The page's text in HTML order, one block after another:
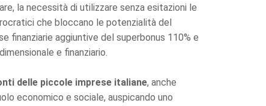
la necessità di utilizzare senza esitazioni le
che bloccano le potenzialità del
finanziarie aggiuntive del superbonus 110% e
e finanziario.
delle piccole imprese italiane, anche
economico e sociale, auspicando uno